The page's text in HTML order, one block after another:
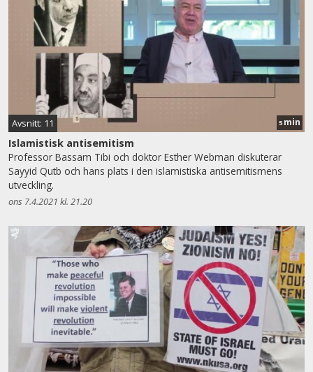
Avsnitt: 11 5 min
Islamistisk antisemitism
Professor Bassam Tibi och doktor Esther Webman diskuterar
Sayyid Qutb och hans plats i den islamistiska antisemitismens
utveckling.
ons 7.4.2021 kl. 21.20